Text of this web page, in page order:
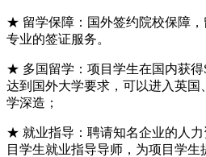
★ 留学保障：国外签约院校保障
专业的签证服务。
★ 多国留学：项目学生在国内获得
达到国外大学要求，可以进入英国
学深造；
★ 就业指导：聘请知名企业的人
目学生就业指导导师，为项目学生